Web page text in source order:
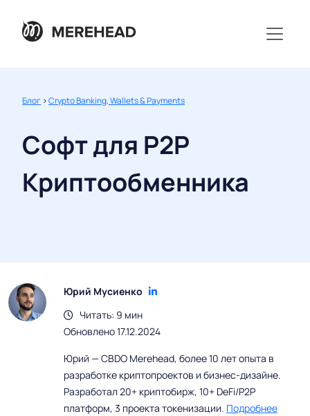
Блог >Crypto Banking, Wallets & Payments
Софт для P2P
Криптообменника
Юрий Мусиенко
Читать: 9 мин
Обновлено 17.12.2024
Юрий — CBDO Merehead, более 10 лет опыта в
разработке криптопроектов и бизнес-дизайне.
Разработал 20+ криптобирж, 10+ DeFi/P2P
платформ, 3 проекта токенизации. Подробнее